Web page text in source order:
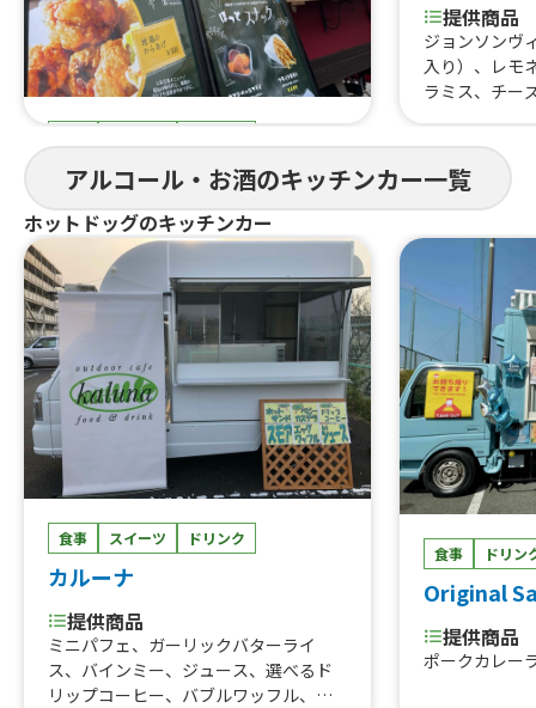
まると
提供商品
ぐるぐるウインナー、QQボール、生ビ
ール、ゆめかわひんやりスイーツ、豚
角煮丼、かき氷、ほっとスナック、か
す大根、ホットレモネード、唐揚げ、le
monade、つくねフリット、つくねカ
レー、つくねライス
提供商品
ジョンソンヴ
入り）、レモ
ラミス、チー
すじ煮込み、
重、はらみ
牛タン串、
にわ黒牛ステ
巻きおにぎり
熟成ハラミ
焼肉丼、大阪
美人カステ
0個、チュロ
ーク焼きそば
ェ、焼き鳥、
しパイン、な
ば、フランク
タン重、唐揚
こ焼き
アルコール・お酒のキッチンカー一覧
ホットドッグのキッチンカー
食事 スイーツ ドリンク
カルーナ
提供商品
ミニパフェ、ガーリックバターライ
ス、バインミー、ジュース、選べるド
リップコーヒー、バブルワッフル、デ
食事 ドリン
Original
提供商品
ポークカレー